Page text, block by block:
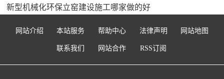
新型机械化环保立窑建设施工哪家做的好
网站介绍 本站服务 帮助中心 法律声明 网站地图
联系我们 网站合作 RSS订阅